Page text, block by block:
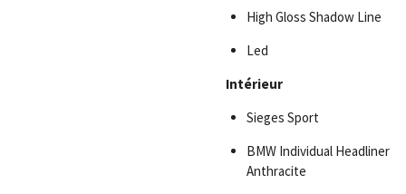
High Gloss Shadow Line
Led
Intérieur
Sieges Sport
BMW Individual Headliner
Anthracite